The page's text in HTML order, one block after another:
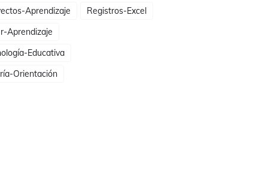
Aprendizaje
Registros-Excel
Aprendizaje
Educativa
Orientación